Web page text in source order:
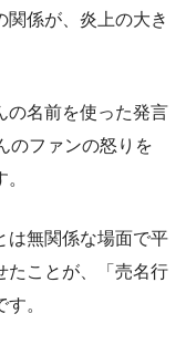
関係が、炎上の大き
の名前を使った発言
のファンの怒りを
は無関係な場面で平
たことが、「売名行
。